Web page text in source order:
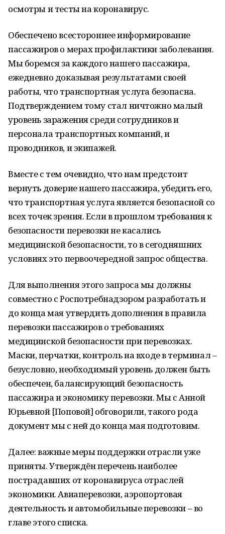
осмотры и тесты на коронавирус.
Обеспечено всестороннее информирование
пассажиров о мерах профилактики заболевания.
Мы боремся за каждого нашего пассажира,
ежедневно доказывая результатами своей
работы, что транспортная услуга безопасна.
Подтверждением тому стал ничтожно малый
уровень заражения среди сотрудников и
персонала транспортных компаний, и
проводников, и экипажей.
Вместе с тем очевидно, что нам предстоит
вернуть доверие нашего пассажира, убедить его,
что транспортная услуга является безопасной со
всех точек зрения. Если в прошлом требования к
безопасности перевозки не касались
медицинской безопасности, то в сегодняшних
условиях это первоочередной запрос общества.
Для выполнения этого запроса мы должны
совместно с Роспотребнадзором разработать и
до конца мая утвердить дополнения в правила
перевозки пассажиров о требованиях
медицинской безопасности при перевозках.
Маски, перчатки, контроль на входе в терминал –
безусловно, необходимый уровень должен быть
обеспечен, балансирующий безопасность
пассажира и экономику перевозки. Мы с Анной
Юрьевной [Поповой] обговорили, такого рода
документ мы с ней до конца мая подготовим.
Далее: важные меры поддержки отрасли уже
приняты. Утверждён перечень наиболее
пострадавших от коронавируса отраслей
экономики. Авиаперевозки, аэропортовая
деятельность и автомобильные перевозки – во
главе этого списка.